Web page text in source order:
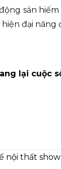
sản
đại năng
lại cuộc